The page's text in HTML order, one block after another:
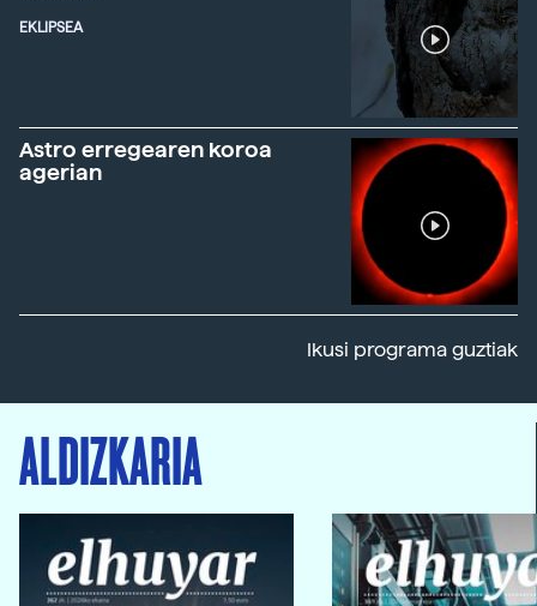
EKLIPSEA
Astro erregearen koroa
agerian
Ikusi programa guztiak
ALDIZKARIA